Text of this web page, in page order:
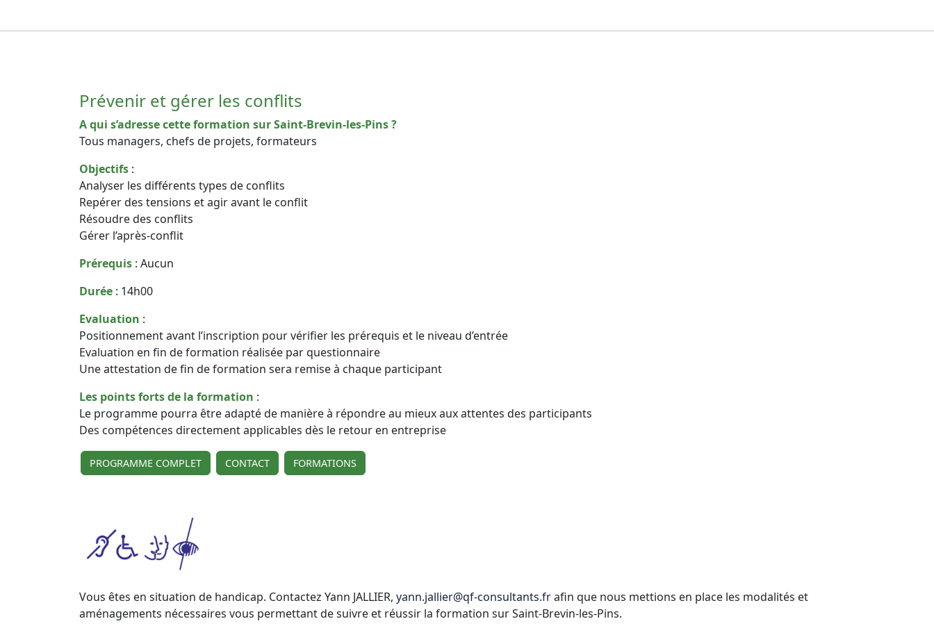
Prévenir et gérer les conflits
A qui s’adresse cette formation sur Saint-Brevin-les-Pins ?
Tous managers, chefs de projets, formateurs
Objectifs :
Analyser les différents types de conflits
Repérer des tensions et agir avant le conflit
Résoudre des conflits
Gérer l’après-conflit
Prérequis : Aucun
Durée : 14h00
Evaluation :
Positionnement avant l’inscription pour vérifier les prérequis et le niveau d’entrée
Evaluation en fin de formation réalisée par questionnaire
Une attestation de fin de formation sera remise à chaque participant
Les points forts de la formation :
Le programme pourra être adapté de manière à répondre au mieux aux attentes des participants
Des compétences directement applicables dès le retour en entreprise
PROGRAMME COMPLET CONTACT FORMATIONS
Vous êtes en situation de handicap. Contactez Yann JALLIER, yann.jallier@qf-consultants.frafin que nous mettions en place les modalités et
aménagements nécessaires vous permettant de suivre et réussir la formation sur Saint-Brevin-les-Pins.